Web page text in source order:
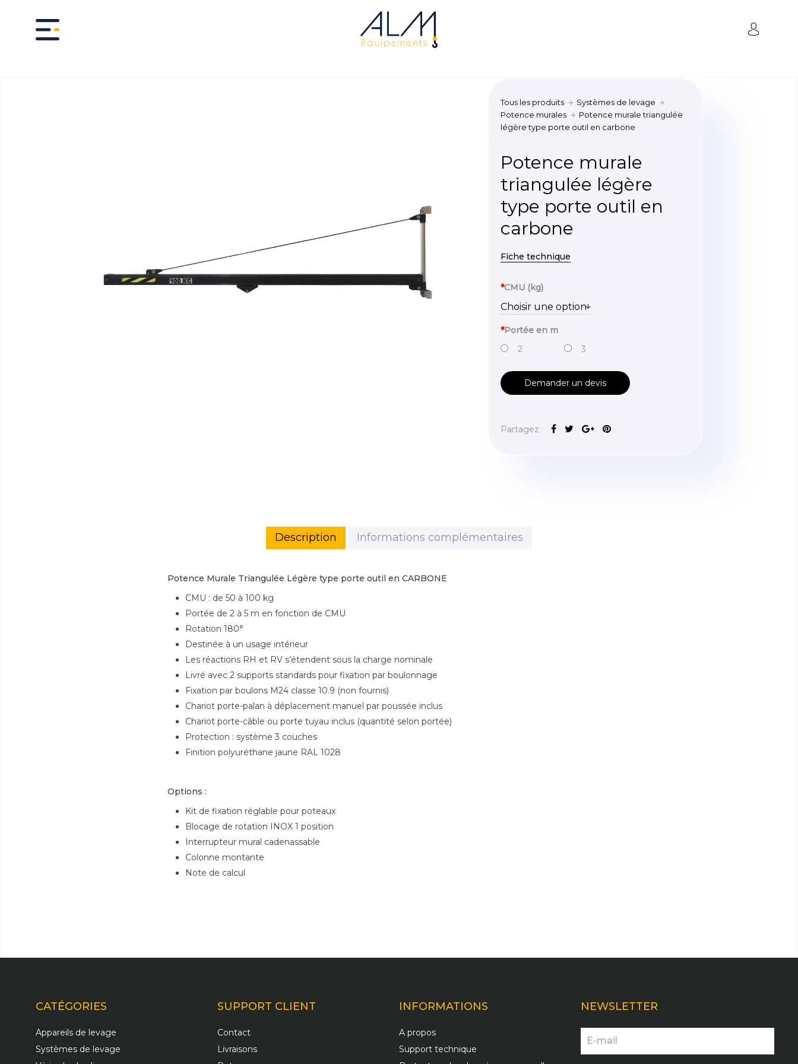
Tous les produits
Systèmes de levage
Potence murales
Potence murale triangulée
légère type porte outil en carbone
Potence murale
triangulée légère
type porte outil en
carbone
Fiche technique
*CMU (kg)
*Portée en m
2
3
Demander un devis
Partagez
Description Informations complémentaires
Potence Murale Triangulée Légère type porte outil en CARBONE
CMU : de 50 à 100 kg
Portée de 2 à 5 m en fonction de CMU
Rotation 180°
Destinée à un usage intérieur
Les réactions RH et RV s’étendent sous la charge nominale
Livré avec 2 supports standards pour fixation par boulonnage
Fixation par boulons M24 classe 10.9 (non fournis)
Chariot porte-palan à déplacement manuel par poussée inclus
Chariot porte-câble ou porte tuyau inclus (quantité selon portée)
Protection : système 3 couches
Finition polyuréthane jaune RAL 1028
Options :
Kit de fixation réglable pour poteaux
Blocage de rotation INOX 1 position
Interrupteur mural cadenassable
Colonne montante
Note de calcul
CATÉGORIES
Appareils de levage
Systèmes de levage
SUPPORT CLIENT
Contact
Livraisons
INFORMATIONS
A propos
Support technique
NEWSLETTER